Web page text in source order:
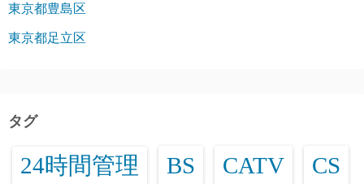
東京都豊島区
東京都足立区
タグ
24時間管理 BS CATV CS